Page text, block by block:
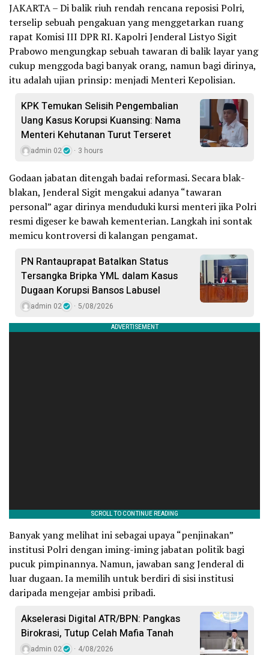
JAKARTA – Di balik riuh rendah rencana reposisi Polri,
terselip sebuah pengakuan yang menggetarkan ruang
rapat Komisi III DPR RI. Kapolri Jenderal Listyo Sigit
Prabowo mengungkap sebuah tawaran di balik layar yang
cukup menggoda bagi banyak orang, namun bagi dirinya,
itu adalah ujian prinsip: menjadi Menteri Kepolisian.
KPK Temukan Selisih Pengembalian
Uang Kasus Korupsi Kuansing: Nama
Menteri Kehutanan Turut Terseret
admin 02 3 hours
Godaan jabatan ditengah badai reformasi. Secara blak-
blakan, Jenderal Sigit mengakui adanya “tawaran
personal” agar dirinya menduduki kursi menteri jika Polri
resmi digeser ke bawah kementerian. Langkah ini sontak
memicu kontroversi di kalangan pengamat.
PN Rantauprapat Batalkan Status
Tersangka Bripka YML dalam Kasus
Dugaan Korupsi Bansos Labusel
admin 02 5/08/2026
Banyak yang melihat ini sebagai upaya “penjinakan”
institusi Polri dengan iming-iming jabatan politik bagi
pucuk pimpinannya. Namun, jawaban sang Jenderal di
luar dugaan. Ia memilih untuk berdiri di sisi institusi
daripada mengejar ambisi pribadi.
Akselerasi Digital ATR/BPN: Pangkas
Birokrasi, Tutup Celah Mafia Tanah
admin 02 4/08/2026